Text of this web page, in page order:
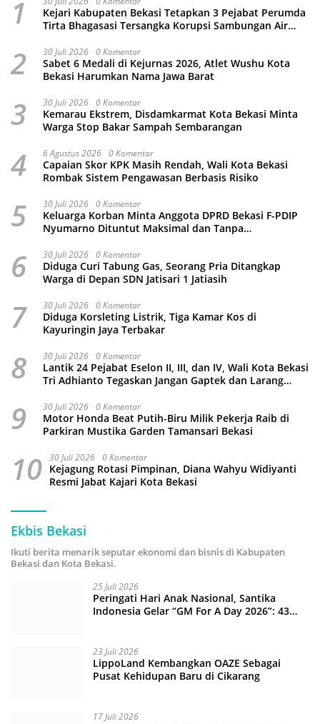
1
Kejari Kabupaten Bekasi Tetapkan 3 Pejabat Perumda
Tirta Bhagasasi Tersangka Korupsi Sambungan Air
2 30 Juli 2026 0 Komentar
Sabet 6 Medali di Kejurnas 2026, Atlet Wushu Kota
Bekasi Harumkan Nama Jawa Barat
3 30 Juli 2026 0 Komentar
Kemarau Ekstrem, Disdamkarmat Kota Bekasi Minta
Warga Stop Bakar Sampah Sembarangan
4 6 Agustus 2026 0 Komentar
Capaian Skor KPK Masih Rendah, Wali Kota Bekasi
Rombak Sistem Pengawasan Berbasis Risiko
5 30 Juli 2026 0 Komentar
Keluarga Korban Minta Anggota DPRD Bekasi F-PDIP
Nyumarno Dituntut Maksimal dan Tanpa
6 30 Juli 2026 0 Komentar
Diduga Curi Tabung Gas, Seorang Pria Ditangkap
Warga di Depan SDN Jatisari 1 Jatiasih
7 30 Juli 2026 0 Komentar
Diduga Korsleting Listrik, Tiga Kamar Kos di
Kayuringin Jaya Terbakar
8 30 Juli 2026 0 Komentar
Lantik 24 Pejabat Eselon II, III, dan IV, Wali Kota Bekasi
Tri Adhianto Tegaskan Jangan Gaptek dan Larang
9 30 Juli 2026 0 Komentar
Motor Honda Beat Putih-Biru Milik Pekerja Raib di
Parkiran Mustika Garden Tamansari Bekasi
10 30 Juli 2026 0 Komentar
Kejagung Rotasi Pimpinan, Diana Wahyu Widiyanti
Resmi Jabat Kajari Kota Bekasi
Ekbis Bekasi
Ikuti berita menarik seputar ekonomi dan bisnis di Kabupaten
Bekasi dan Kota Bekasi.
25 Juli 2026
Peringati Hari Anak Nasional, Santika
Indonesia Gelar “GM For A Day 2026”: 43
23 Juli 2026
LippoLand Kembangkan OAZE Sebagai
Pusat Kehidupan Baru di Cikarang
17 Juli 2026